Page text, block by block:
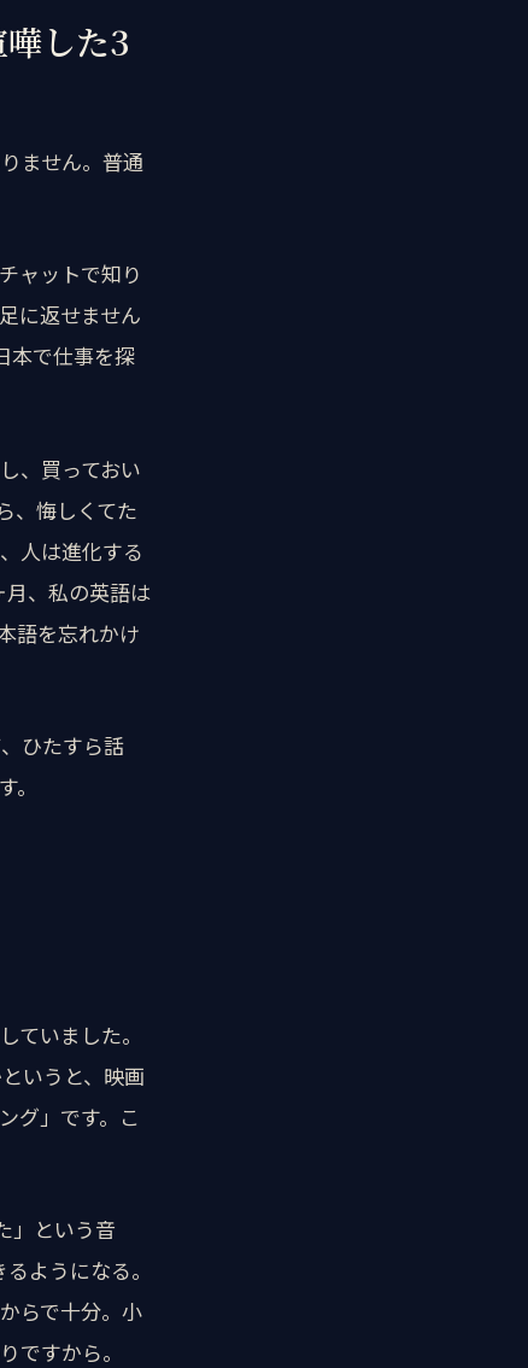
した3
ません。普通
ャットで知り
に返せません
本で仕事を探
、買っておい
、悔しくてた
人は進化する
月、私の英語は
語を忘れかけ
ひたすら話
ていました。
いうと、映画
グ」です。こ
」という音
ようになる。
らで十分。小
ですから。